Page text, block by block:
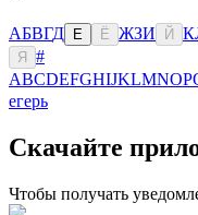
АБВГД Е Ё ЖЗИ Й К
Я
#
ABCDEFGHIJKLMNOP
егерь
Скачайте
Чтобы получать